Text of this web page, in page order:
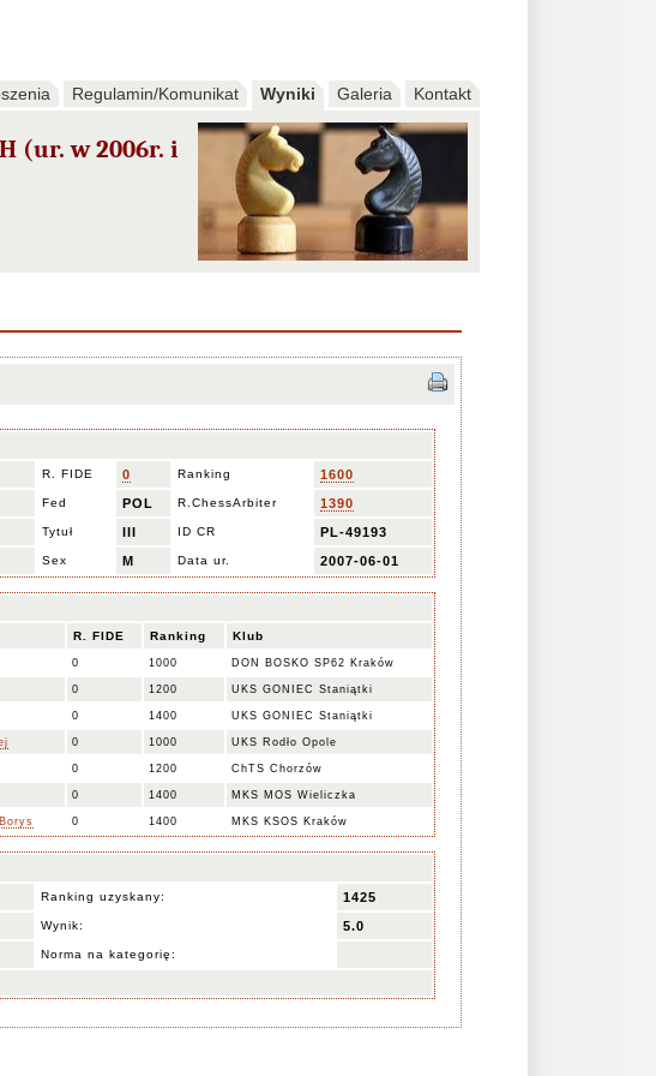
Regulamin/Komunikat Wyniki Galeria Kontakt
(ur. w 2006r. i
R. FIDE 0 Ranking 1600
Fed POL R.ChessArbiter 1390
Tytuł III ID CR PL-49193
Sex M Data ur. 2007-06-01
R. FIDE Ranking Klub
0 1000 DON BOSKO SP62 Kraków
0 1200 UKS GONIEC Staniątki
0 1400 UKS GONIEC Staniątki
0 1000 UKS Rodło Opole
0 1200 ChTS Chorzów
0 1400 MKS MOS Wieliczka
0 1400 MKS KSOS Kraków
Ranking uzyskany: 1425
Wynik: 5.0
Norma na kategorię: